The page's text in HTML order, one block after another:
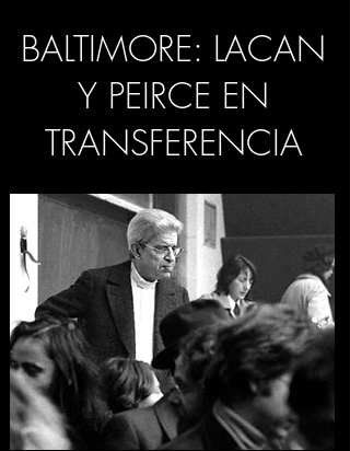
BALTIMORE: LACAN
Y PEIRCE EN
TRANSFERENCIA